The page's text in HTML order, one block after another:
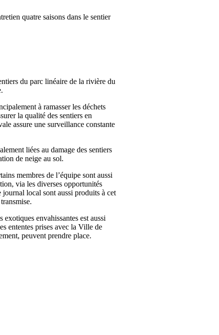
quatre saisons dans le sentier
du parc linéaire de la rivière du
à ramasser les déchets
la qualité des sentiers en
assure une surveillance constante
liées au damage des sentiers
de neige au sol.
membres de l’équipe sont aussi
via les diverses opportunités
local sont aussi produits à cet
envahissantes est aussi
ententes prises avec la Ville de
peuvent prendre place.